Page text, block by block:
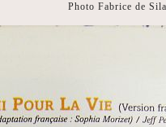
Photo Fabrice de